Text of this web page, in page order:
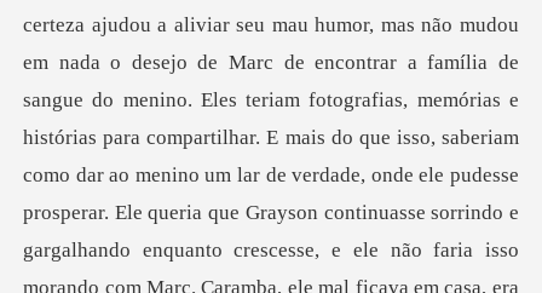
, memórias e
histórias para compartilhar. E mais do que isso, saberiam
como dar ao menino um lar de verdade, onde ele pudesse
prosperar. Ele queria que Grayson continuasse sorrindo e
gargalhando enqu